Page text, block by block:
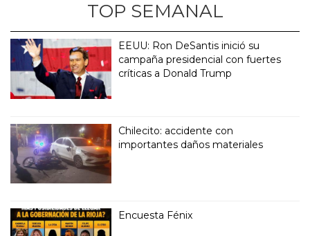
TOP SEMANAL
EEUU: Ron DeSantis inició su
campaña presidencial con fuertes
críticas a Donald Trump
Chilecito: accidente con
importantes daños materiales
Encuesta Fénix